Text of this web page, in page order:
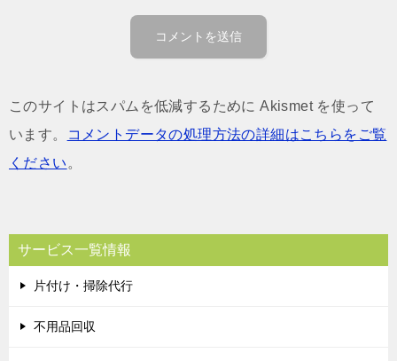
このサイトはスパムを低減するために Akismet を使って
います。
コメントデータの処理方法の詳細はこちらをご覧
ください 。
サービス一覧情報
片付け・掃除代行
不用品回収